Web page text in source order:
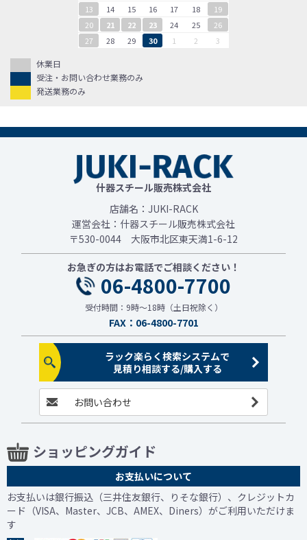
13
14 15 16 17 18
19
20
21 22 23 24 25
26
27
28 29 30 1 2 3
休業日
受注・お問い合わせ業務のみ
発送業務のみ
什器スチール販売株式会社
店舗名：JUKI-RACK
運営会社：什器スチール販売株式会社
〒530-0044 大阪市北区東天満1-6-12
お急ぎの方はお電話でご相談ください！
06-4800-7700
受付時間：9時～18時（土日祝除く）
FAX：06-4800-7701
ラック楽らく検索システムで
見積り相談する/購入する
お問い合わせ
ショッピングガイド
お支払いについて
お支払いは銀行振込（三井住友銀行、りそな銀行）、クレジットカ
ード（VISA、Master、JCB、AMEX、Diners）がご利用いただけま
す